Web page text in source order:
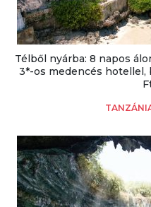
Télből nyárba: 8 napos
3*-os medencés hotellel,